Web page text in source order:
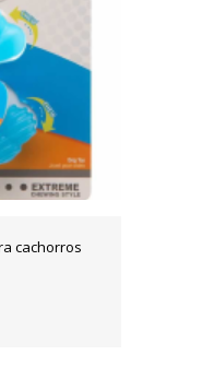
cachorros